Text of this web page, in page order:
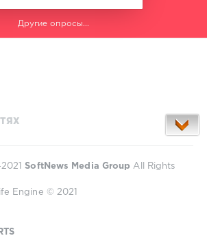
Другие опросы...
SoftNews Media Group All Rights
Engine © 2021